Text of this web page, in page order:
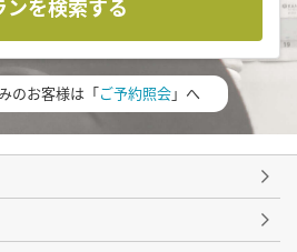
ンを検索する
のお客様は「ご予約照会」へ